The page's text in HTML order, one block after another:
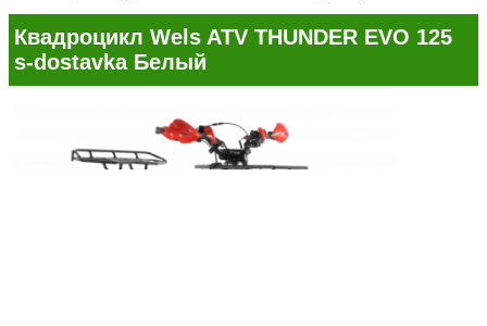
Квадроцикл Wels ATV THUNDER EVO 125
s-dostavka Белый